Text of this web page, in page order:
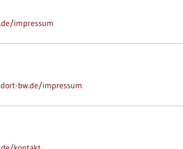
impressum
bw.de/impressum